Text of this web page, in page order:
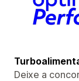
Deixe a